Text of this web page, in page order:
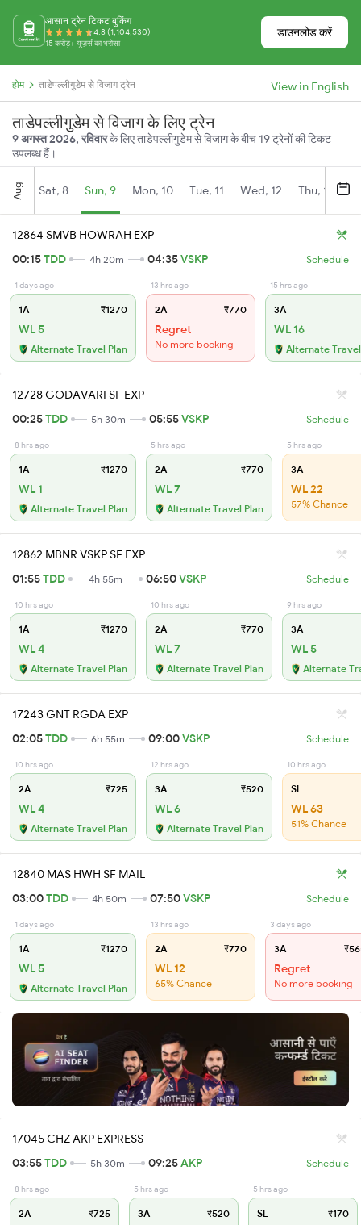
आसान ट्रेन टिकट बुकिंग
4.8 (1,104,530)
15 करोड़+ यूज़र्स का भरोसा
डाउनलोड करें
होम ताडेपल्लीगुडेम से विजाग ट्रेन View in English
ताडेपल्लीगुडेम से विजाग के लिए ट्रेन
9 अगस्त 2026, रविवारके लिए ताडेपल्लीगुडेम से विजाग के बीच 19 ट्रेनों की टिकट
उपलब्ध हैं।
Aug Sat, 8 Sun, 9 Mon, 10 Tue, 11 Wed, 12 Thu, 13
12864 SMVB HOWRAH EXP
00:15TDD 4h 20m 04:35VSKP Schedule
1 days ago
1A ₹1270
WL 5
Alternate Travel Plan
13 hrs ago
2A ₹770
Regret
No more booking
15 hrs ago
3A
WL 16
Alternate
12728 GODAVARI SF EXP
00:25TDD 5h 30m 05:55VSKP Schedule
8 hrs ago
1A ₹1270
WL 1
Alternate Travel Plan
5 hrs ago
2A ₹770
WL 7
Alternate Travel Plan
5 hrs ago
3A
WL 22
57% Chance
12862 MBNR VSKP SF EXP
01:55TDD 4h 55m 06:50VSKP Schedule
10 hrs ago
1A ₹1270
WL 4
Alternate Travel Plan
10 hrs ago
2A ₹770
WL 7
Alternate Travel Plan
9 hrs ago
3A
WL 5
Alternate
17243 GNT RGDA EXP
02:05TDD 6h 55m 09:00VSKP Schedule
10 hrs ago
2A ₹725
WL 4
Alternate Travel Plan
12 hrs ago
3A ₹520
WL 6
Alternate Travel Plan
10 hrs ago
SL
WL 63
51% Chance
12840 MAS HWH SF MAIL
03:00TDD 4h 50m 07:50VSKP Schedule
1 days ago
1A ₹1270
WL 5
Alternate Travel Plan
13 hrs ago
2A ₹770
WL 12
65% Chance
3 days ago
3A
Regret
No more booking
17045 CHZ AKP EXPRESS
03:55TDD 5h 30m 09:25AKP Schedule
8 hrs ago
2A ₹725
5 hrs ago
3A ₹520
5 hrs ago
SL ₹170